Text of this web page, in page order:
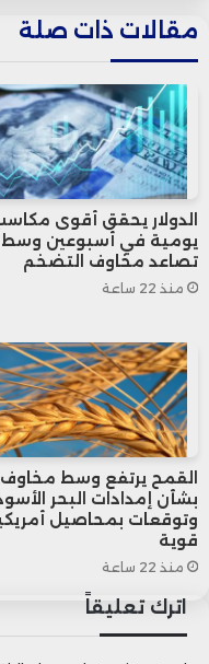
وأظهرت بيانات
الأمريكي أن مؤشر
الأساسي، الذي
أقل من التوقعات
بنسبة
الذهب بعد موجة
مقالات ذات صلة
الدولار يحقق أقوى
يومية في أسبوعين وسط
تصاعد مخاوف التضخم
منذ 22 ساعة
القمح يرتفع وسط مخاوف
بشأن إمدادات البحر
وتوقعات بمحاصيل
قوية
منذ 22 ساعة
اترك تعليقاً